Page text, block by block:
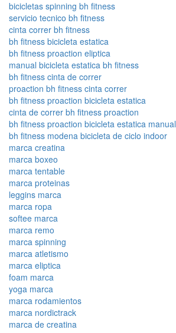
bicicletas spinning bh fitness
servicio tecnico bh fitness
cinta correr bh fitness
bh fitness bicicleta estatica
bh fitness proaction eliptica
manual bicicleta estatica bh fitness
bh fitness cinta de correr
proaction bh fitness cinta correr
bh fitness proaction bicicleta estatica
cinta de correr bh fitness proaction
bh fitness proaction bicicleta estatica manual
bh fitness modena bicicleta de ciclo indoor
marca creatina
marca boxeo
marca tentable
marca proteinas
leggins marca
marca ropa
softee marca
marca remo
marca spinning
marca atletismo
marca eliptica
foam marca
yoga marca
marca rodamientos
marca nordictrack
marca de creatina